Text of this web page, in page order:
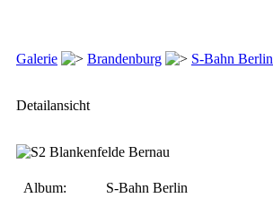
Galerie Brandenburg S-Bahn Berlin
Detailansicht
Album:
S-Bahn Berlin